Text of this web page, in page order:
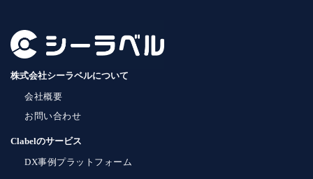
株式会社シーラベルについて
会社概要
お問い合わせ
Clabelのサービス
DX事例プラットフォーム